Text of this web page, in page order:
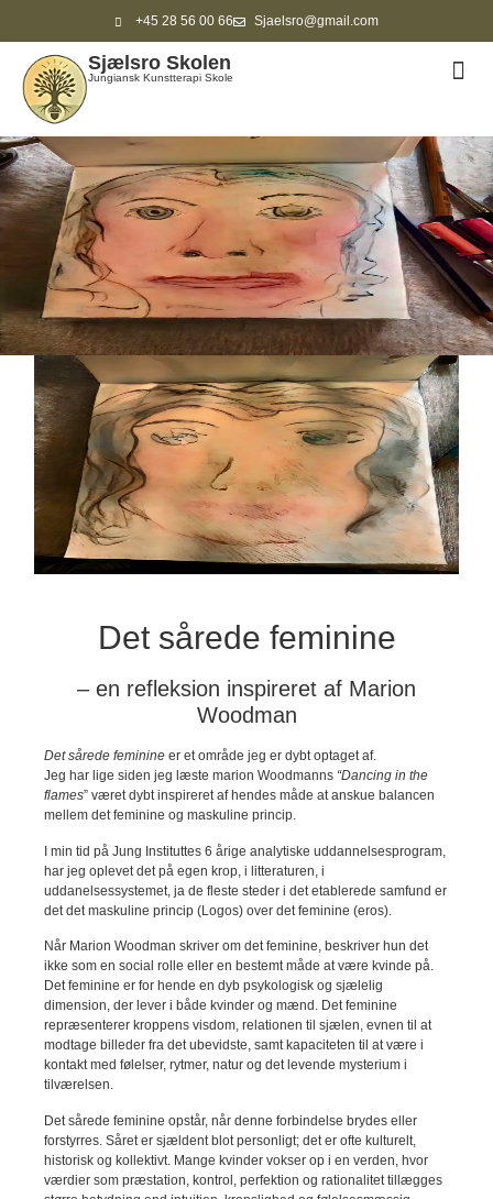
+45 28 56 00 66 Sjaelsro@gmail.com
Sjælsro Skolen
Jungiansk Kunstterapi Skole
Det sårede feminine
– en refleksion inspireret af Marion
Woodman
Det sårede feminine er et område jeg er dybt optaget af.
Jeg har lige siden jeg læste marion Woodmanns “Dancing in the
flames” været dybt inspireret af hendes måde at anskue balancen
mellem det feminine og maskuline princip.
I min tid på Jung Instituttes 6 årige analytiske uddannelsesprogram,
har jeg oplevet det på egen krop, i litteraturen, i
uddanelsessystemet, ja de fleste steder i det etablerede samfund er
det det maskuline princip (Logos) over det feminine (eros).
Når Marion Woodman skriver om det feminine, beskriver hun det
ikke som en social rolle eller en bestemt måde at være kvinde på.
Det feminine er for hende en dyb psykologisk og sjælelig
dimension, der lever i både kvinder og mænd. Det feminine
repræsenterer kroppens visdom, relationen til sjælen, evnen til at
modtage billeder fra det ubevidste, samt kapaciteten til at være i
kontakt med følelser, rytmer, natur og det levende mysterium i
tilværelsen.
Det sårede feminine opstår, når denne forbindelse brydes eller
forstyrres. Såret er sjældent blot personligt; det er ofte kulturelt,
historisk og kollektivt. Mange kvinder vokser op i en verden, hvor
værdier som præstation, kontrol, perfektion og rationalitet tillægges